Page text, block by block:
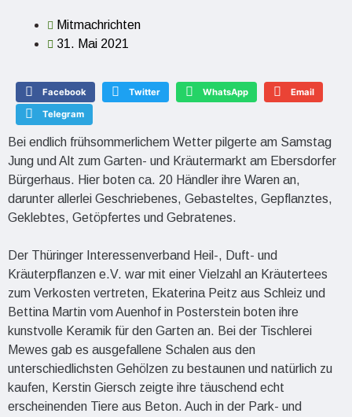
Mitmachrichten
31. Mai 2021
Facebook Twitter WhatsApp Email
Telegram
Bei endlich frühsommerlichem Wetter pilgerte am Samstag
Jung und Alt zum Garten- und Kräutermarkt am Ebersdorfer
Bürgerhaus. Hier boten ca. 20 Händler ihre Waren an,
darunter allerlei Geschriebenes, Gebasteltes, Gepflanztes,
Geklebtes, Getöpfertes und Gebratenes.
Der Thüringer Interessenverband Heil-, Duft- und
Kräuterpflanzen e.V. war mit einer Vielzahl an Kräutertees
zum Verkosten vertreten, Ekaterina Peitz aus Schleiz und
Bettina Martin vom Auenhof in Posterstein boten ihre
kunstvolle Keramik für den Garten an. Bei der Tischlerei
Mewes gab es ausgefallene Schalen aus den
unterschiedlichsten Gehölzen zu bestaunen und natürlich zu
kaufen, Kerstin Giersch zeigte ihre täuschend echt
erscheinenden Tiere aus Beton. Auch in der Park- und